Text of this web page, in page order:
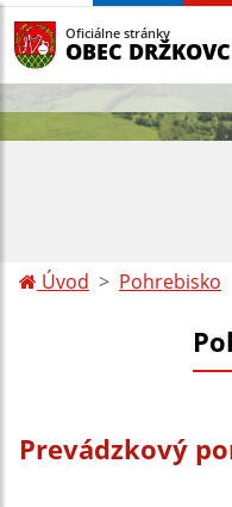
Oficiálne stránky
OBEC
Úvod Pohrebisko
Prevádzkový